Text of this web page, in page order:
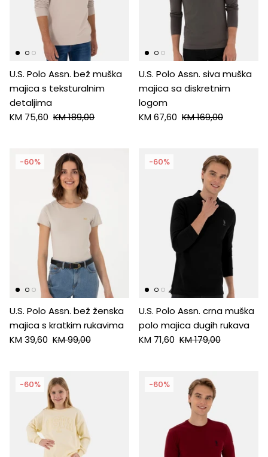
U.S. Polo Assn. bež muška
majica s teksturalnim
detaljima
KM 75,60 KM 189,00
U.S. Polo Assn. siva muška
majica sa diskretnim
logom
KM 67,60 KM 169,00
-60%
U.S. Polo Assn. bež ženska
majica s kratkim rukavima
KM 39,60 KM 99,00
-60%
U.S. Polo Assn. crna muška
polo majica dugih rukava
KM 71,60 KM 179,00
-60% -60%